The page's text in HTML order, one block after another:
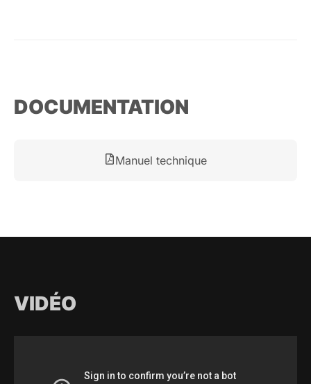
DOCUMENTATION
Manuel technique
VIDÉO